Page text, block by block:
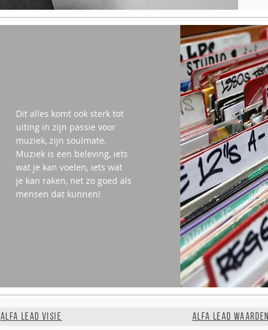
Dit alles komt ook sterk tot
uiting in zijn passie voor
muziek, zijn soulmate.
Muziek is een beleving, iets
wat je kan voelen, iets wat
je kan raken, net zo goed als
mensen dat kunnen!
ALFA LEAD VISIE ALFA LEAD WAARDEN